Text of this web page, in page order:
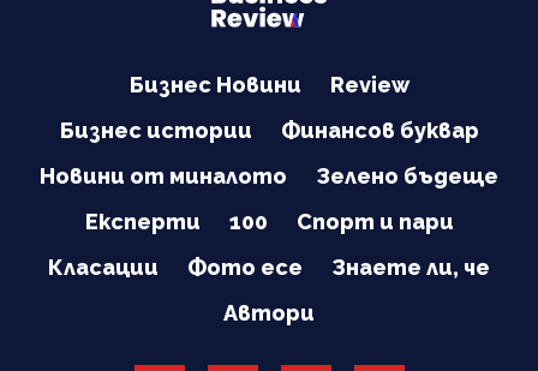
Бизнес Новини
Review
Бизнес истории
Финансов буквар
Новини от миналото
Зелено бъдеще
Експерти
100
Спорт и пари
Класации
Фото есе
Знаете ли, че
Автори